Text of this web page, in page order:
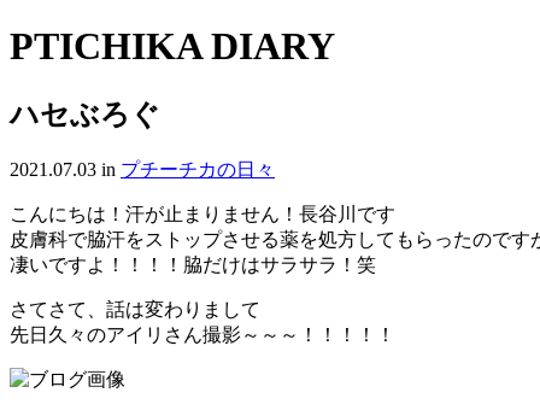
PTICHIKA DIARY
ハセぶろぐ
2021.07.03 in プチーチカの日々
こんにちは！汗が止まりません！長谷川です
皮膚科で脇汗をストップさせる薬を処方してもらったのです
凄いですよ！！！！脇だけはサラサラ！笑
さてさて、話は変わりまして
先日久々のアイリさん撮影～～～！！！！！